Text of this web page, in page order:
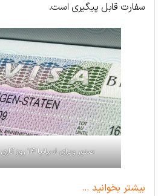
سفارت قابل پیگیری است.
صدور ویزای اسپانیا ۱۴ روز کاری زمان می‌برد
بیشتر بخوانید …